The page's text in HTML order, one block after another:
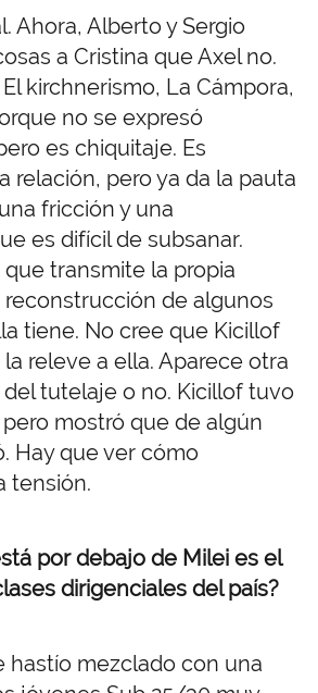
Ahora, Alberto y Sergio
a Cristina que Axel no.
kirchnerismo, La Cámpora,
no se expresó
es chiquitaje. Es
relación, pero ya da la pauta
fricción y una
es difícil de subsanar.
transmite la propia
reconstrucción de algunos
tiene. No cree que Kicillof
releve a ella. Aparece otra
tutelaje o no. Kicillof tuvo
mostró que de algún
Hay que ver cómo
tensión.
por debajo de Milei es el
dirigenciales del país?
hastío mezclado con una